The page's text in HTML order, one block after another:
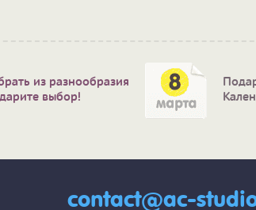
из разнообразия
выбор!
contact@ac-